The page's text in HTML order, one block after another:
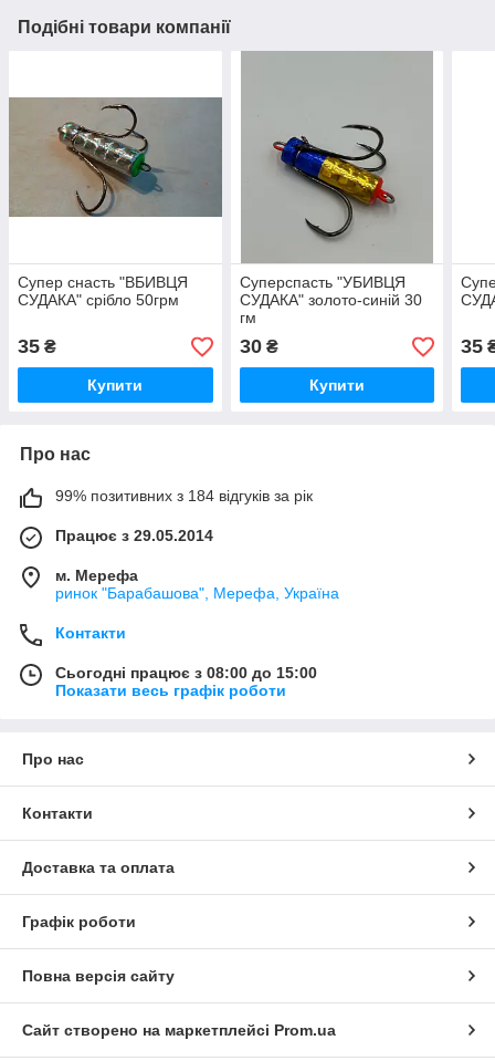
Подібні товари компанії
Супер снасть "ВБИВЦЯ
СУДАКА" срібло 50грм
35 ₴
Купити
Суперспасть "УБИВЦЯ
СУДАКА" золото-синій 30
гм
30₴
Купити
35
Про нас
99% позитивних з 184 відгуків за рік
Працює з 29.05.2014
м. Мерефа
ринок "Барабашова", Мерефа, Україна
Контакти
Сьогодні працює з 08:00 до 15:00
Показати весь графік роботи
Про нас
Контакти
Доставка та оплата
Графік роботи
Повна версія сайту
Сайт створено на маркетплейсі Prom.ua